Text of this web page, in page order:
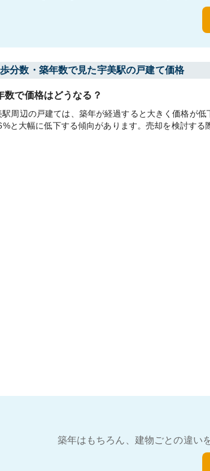
分数・築年数で見た宇美駅の戸建て価格
数で価格はどうなる？
駅周辺の戸建ては、築年が経過すると大きく価格が
と大幅に低下する傾向があります。売却を検討す
築年はもちろん、建物ごとの違い